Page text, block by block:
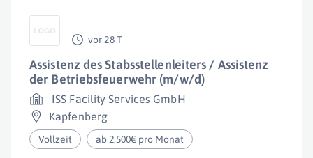
vor 28 T
Assistenz des Stabsstellenleiters / Assistenz
der Betriebsfeuerwehr (m/w/d)
ISS Facility Services GmbH
Kapfenberg
Vollzeit ab 2.500€ pro Monat